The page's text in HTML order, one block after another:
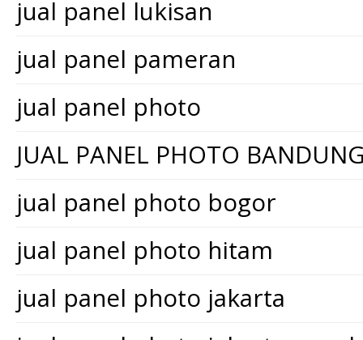
jual panel lukisan
jual panel pameran
jual panel photo
JUAL PANEL PHOTO
jual panel photo bogor
jual panel photo hitam
jual panel photo jakarta